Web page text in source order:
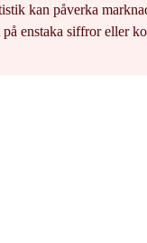
kan påverka
enstaka siffror eller